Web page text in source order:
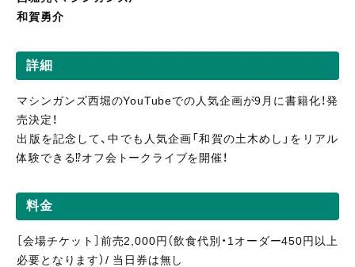
和賀勇介
詳細
マシンガンズ西堀のYouTubeでの人気企画が9月に書籍化！発
売決定！
出版を記念して、中でも人気企画「和賀の土木めし」をリアル
体験できる⁉︎オフ会トークライブを開催！
料金
［会場チケット］前売2,000円（飲食代別・1オーダー450円以上
必要となります）/ 当日券は無し